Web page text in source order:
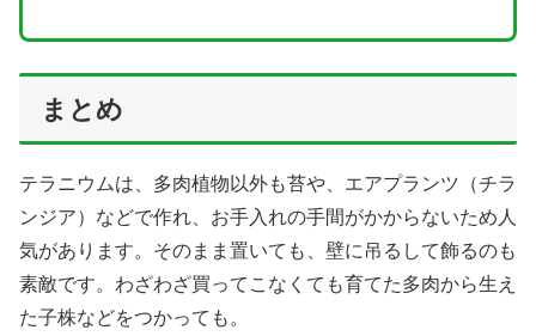
まとめ
テラニウムは、多肉植物以外も苔や、エアプランツ（チラ
ンジア）などで作れ、お手入れの手間がかからないため人
気があります。そのまま置いても、壁に吊るして飾るのも
素敵です。わざわざ買ってこなくても育てた多肉から生え
た子株などをつかっても。